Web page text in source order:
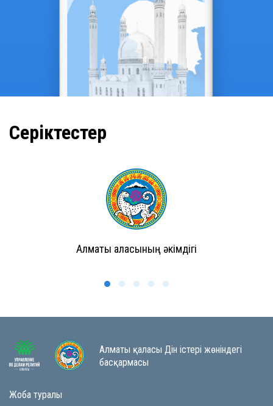
Серіктестер
Алматы қаласының әкімдігі
Алматы қаласы Дін істері жөніндегі
басқармасы
Жоба туралы